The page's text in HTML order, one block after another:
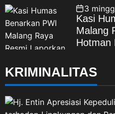
3
Kasi
Malang
Hotman
KRIMINALITAS